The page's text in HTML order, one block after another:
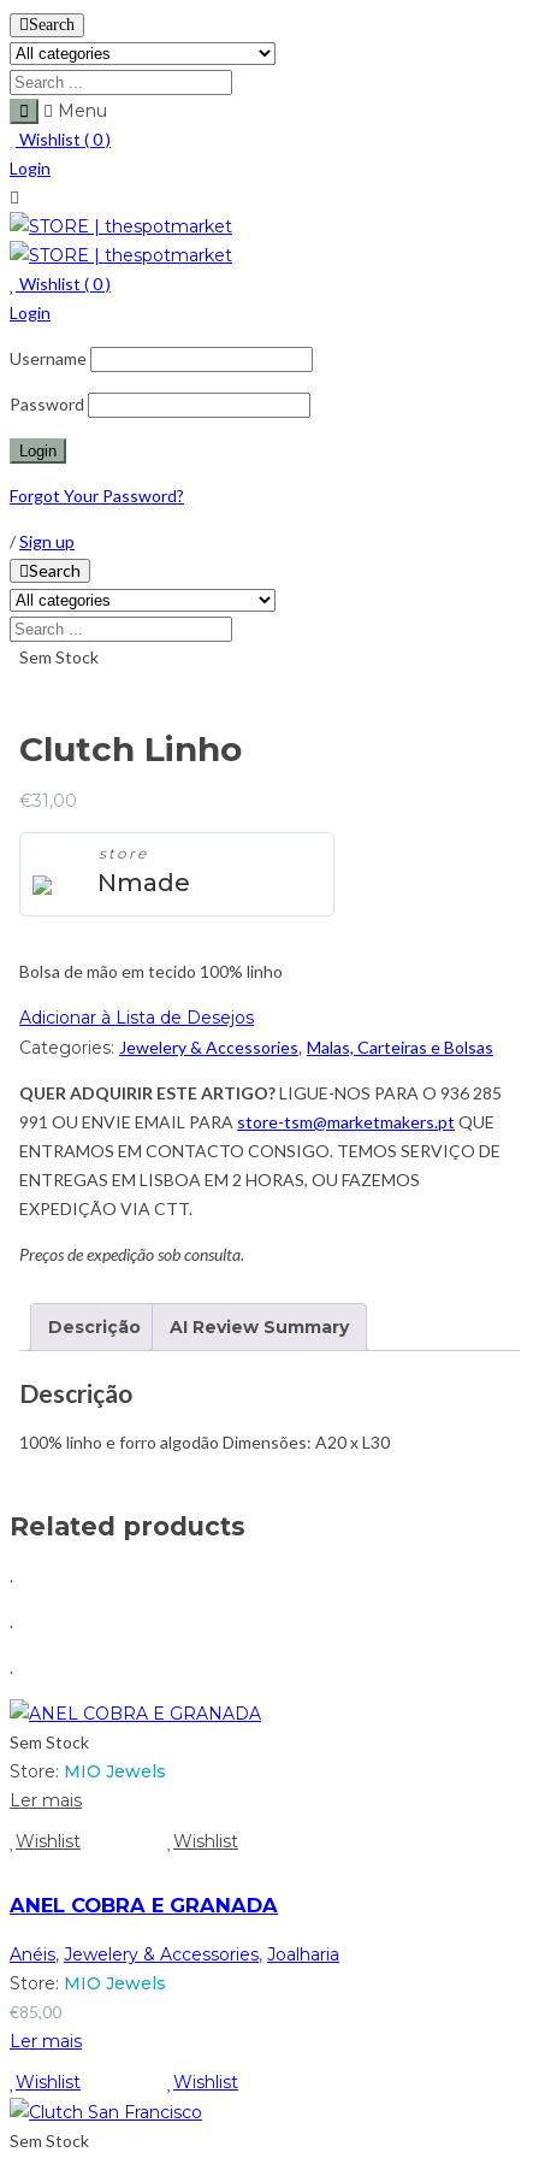
Search
Menu
Wishlist (0)
Login
Wishlist (0)
Login
Username
Password
Forgot Your Password?
/Sign up
Search
Sem Stock
Clutch Linho
€31,00
store
Nmade
Bolsa de mão em tecido 100% linho
Adicionar à Lista de Desejos
Categories: Jewelery & Accessories, Malas, Carteiras e Bolsas
QUER ADQUIRIR ESTE ARTIGO?LIGUE-NOS PARA O 936 285
991 OU ENVIE EMAIL PARA store-tsm@marketmakers.pt QUE
ENTRAMOS EM CONTACTO CONSIGO. TEMOS SERVIÇO DE
ENTREGAS EM LISBOA EM 2 HORAS, OU FAZEMOS
EXPEDIÇÃO VIA CTT.
Preços de expedição sob consulta.
Descrição AI Review Summary
Descrição
100% linho e forro algodão Dimensões: A20 x L30
Related products
.
.
.
Sem Stock
Store: MIO Jewels
Ler mais
Wishlist
Wishlist
ANEL COBRA E GRANADA
Anéis, Jewelery & Accessories, Joalharia
Store: MIO Jewels
€85,00
Ler mais
Wishlist
Wishlist
Sem Stock